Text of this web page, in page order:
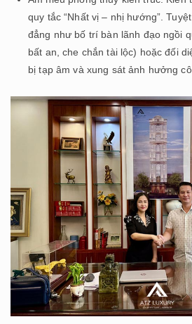
quy tắc “Nhất vị – nhị hướng”.
đẳng như bố trí bàn lãnh đạo ngồi
bất an, che chắn tài lộc) hoặc đối
bị tạp âm và xung sát ảnh hưởng